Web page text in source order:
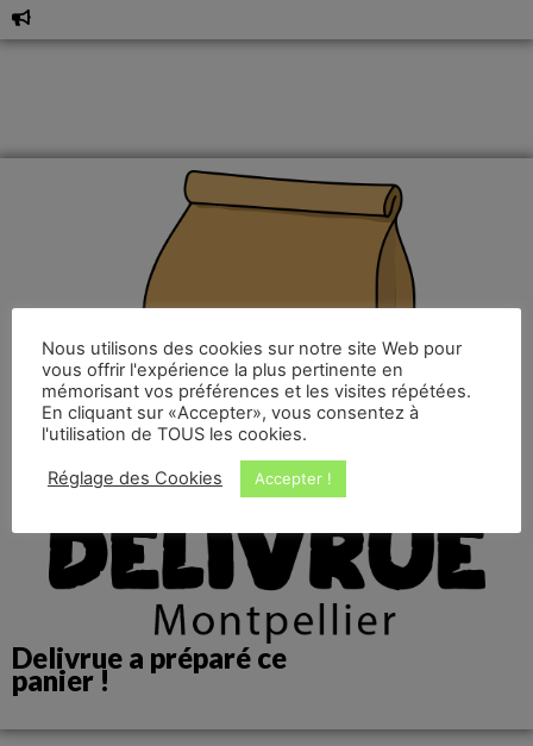
Delivrue a préparé ce
panier !
Nous utilisons des cookies sur notre site Web pour
vous offrir l'expérience la plus pertinente en
mémorisant vos préférences et les visites répétées.
En cliquant sur «Accepter», vous consentez à
l'utilisation de TOUS les cookies.
Réglage des Cookies Accepter !